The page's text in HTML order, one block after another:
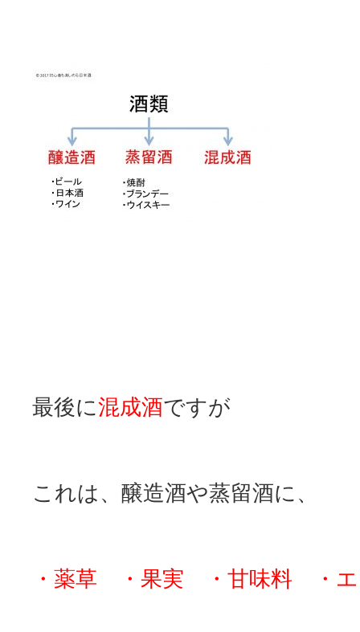
最後に混成酒ですが
これは、醸造酒や蒸留酒に、
・薬草 ・果実 ・甘味料 ・エ